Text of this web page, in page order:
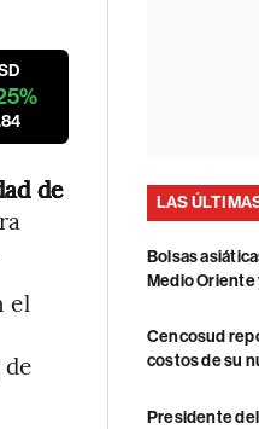
de
el
LAS
Bolsas
Medio
Cencosud
costos de su
Presidente